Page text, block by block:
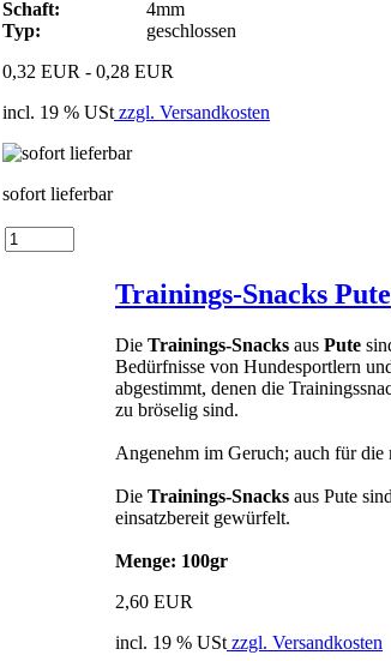
Schaft: 4mm
Typ:
geschlossen
0,32 EUR - 0,28 EUR
incl. 19 % USt zzgl. Versandkosten
sofort lieferbar
Trainings-Snacks Pute
Die Trainings-Snacks aus Pute
Bedürfnisse von Hundesportlern
abgestimmt, denen die
zu bröselig sind.
Angenehm im Geruch; auch für die
Die Trainings-Snacks aus Pute
einsatzbereit gewürfelt.
Menge: 100gr
2,60 EUR
incl. 19 % USt zzgl. Versandkosten